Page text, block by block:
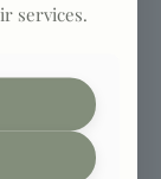
services.